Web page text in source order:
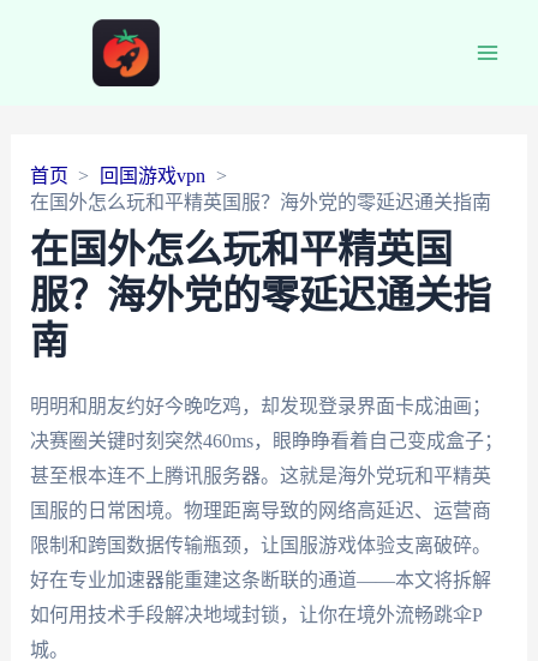
首页
回国游戏vpn
在国外怎么玩和平精英国服？海外党的零延迟通关指南
在国外怎么玩和平精英国
服？海外党的零延迟通关指
南
明明和朋友约好今晚吃鸡，却发现登录界面卡成油画；
决赛圈关键时刻突然460ms，眼睁睁看着自己变成盒子；
甚至根本连不上腾讯服务器。这就是海外党玩和平精英
国服的日常困境。物理距离导致的网络高延迟、运营商
限制和跨国数据传输瓶颈，让国服游戏体验支离破碎。
好在专业加速器能重建这条断联的通道——本文将拆解
如何用技术手段解决地域封锁，让你在境外流畅跳伞P
城。